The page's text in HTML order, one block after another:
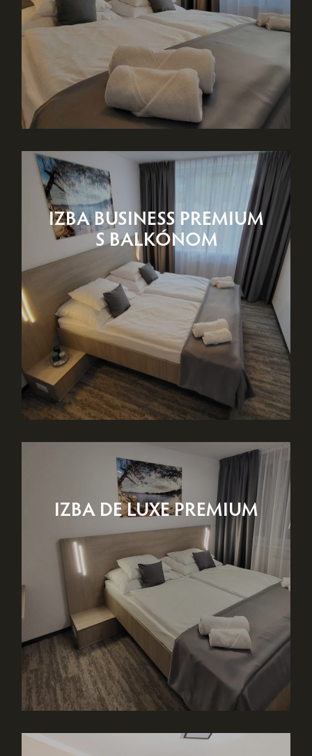
IZBA BUSINESS PREMIUM
S BALKÓNOM
IZBA DE LUXE PREMIUM